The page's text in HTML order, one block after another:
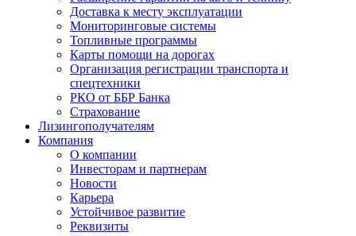
Доставка к месту эксплуатации
Мониторинговые системы
Топливные программы
Карты помощи на дорогах
Организация регистрации транспорта и
спецтехники
РКО от ББР Банка
Страхование
Лизингополучателям
Компания
О компании
Инвесторам и партнерам
Новости
Карьера
Устойчивое развитие
Реквизиты